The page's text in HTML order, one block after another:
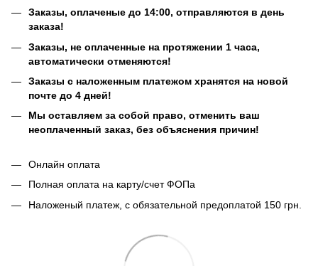
Заказы, оплаченые до 14:00, отправляются в день
заказа!
Заказы, не оплаченные на протяжении 1 часа,
автоматически отменяются!
Заказы с наложенным платежом хранятся на новой
почте до 4 дней!
Мы оставляем за собой право, отменить ваш
неоплаченный заказ, без объяснения причин!
Онлайн оплата
Полная оплата на карту/счет ФОПа
Наложеный платеж, с обязательной предоплатой 150 грн.